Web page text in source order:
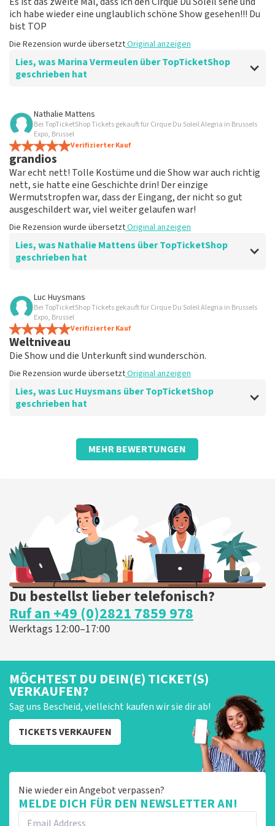
ich habe wieder eine unglaublich schöne Show gesehen!!! Du
bist TOP
Die Rezension wurde übersetztOriginal anzeigen
Lies, was Marina Vermeulen über TopTicketShop
geschrieben hat
Bewertung von Marina Vermeulen über
Am Ende war die Kommunikation in
Ordnung
Der Preis für den Ort ist korrekt
Die Rezension wurde übersetztOriginal anzeigen
Nathalie Mattens
Bei TopTicketShop Tickets gekauft für Cirque Du Soleil Alegria in Brussels
Expo, Brussel
Verifizierter Kauf
grandios
War echt nett! Tolle Kostüme und die Show war auch richtig
nett, sie hatte eine Geschichte drin! Der einzige
Wermutstropfen war, dass der Eingang, der nicht so gut
ausgeschildert war, viel weiter gelaufen war!
Die Rezension wurde übersetztOriginal anzeigen
Lies, was Nathalie Mattens über TopTicketShop
geschrieben hat
Bewertung von Nathalie Mattens über
grandios
Die Rezension wurde übersetzt
Luc Huysmans
Bei TopTicketShop Tickets gekauft für Cirque Du Soleil Alegria in Brussels
Expo, Brussel
Verifizierter Kauf
Weltniveau
Die Show und die Unterkunft sind wunderschön.
Die Rezension wurde übersetztOriginal anzeigen
Lies, was Luc Huysmans über TopTicketShop
geschrieben hat
Bewertung von Luc Huysmans überTopTicketShop
Pünktlicher Service
MEHR BEWERTUNGEN
Du bestellst lieber telefonisch?
Ruf an +49 (0)2821 7859 978
Werktags 12:00–17:00
MÖCHTEST DU DEIN(E) TICKET(S)
VERKAUFEN?
Sag uns Bescheid, vielleicht kaufen wir sie dir ab!
TICKETS VERKAUFEN
Nie wieder ein Angebot verpassen?
MELDE DICH FÜR DEN NEWSLETTER AN!